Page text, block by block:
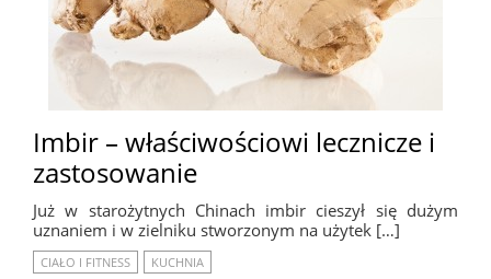
Imbir – właściwościowi lecznicze i
zastosowanie
Już w starożytnych Chinach imbir cieszył się dużym
uznaniem i w zielniku stworzonym na użytek […]
CIAŁO I FITNESS KUCHNIA